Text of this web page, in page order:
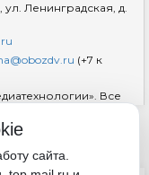
Ленинградская, д.
(+7 к
Все
сайта.